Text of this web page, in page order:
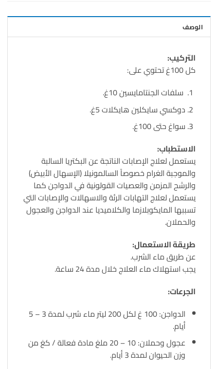
الوصف
التركيب:
كل 100غ تحتوي على:
سلفات الجنتامايسين 10غ.
دوكسي سايكلين هايكلات 5غ.
سواغ حتى 100غ.
الاستطباب:
يستعمل لعلاج الإصابات الناتجة عن البكتريا السالبة
والموجبة الغرام خصوصاً السالمونيلا (الإسهال الأبيض)
والرشح المزمن والعصيات القولونية في الدواجن كما
يستعمل لعلاج التهابات الرئة والاسهالات والإصابات التي
تسببها المايكوبلازما والكلاميديا عند الدواجن والعجول
والحملان.
طريقة الاستعمال:
عن طريق ماء الشرب.
يجب استهلاك ماء العلاج خلال مدة 24 ساعة.
الجرعات:
الدواجن: 100 غ لكل 200 ليتر ماء شرب لمدة 3 – 5
أيام.
عجول وحملان: 10 – 20 ملغ مادة فعالة / كغ من
وزن الحيوان لمدة 3 أيام.